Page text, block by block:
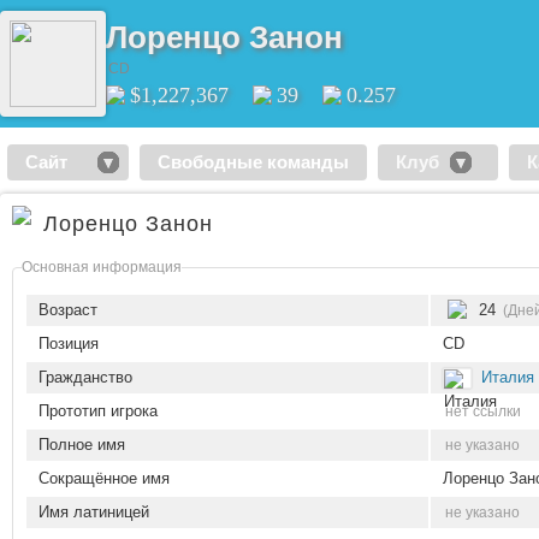
Лоренцо Занон
CD
$1,227,367 39 0.257
Сайт Свободные команды Клуб
Лоренцо Занон
Основная информация
Возраст 24
Позиция
CD
Гражданство
Италия
Прототип игрока
нет ссылки
Полное имя не указано
Сокращённое имя
Лоренцо
Имя латиницей
не указано